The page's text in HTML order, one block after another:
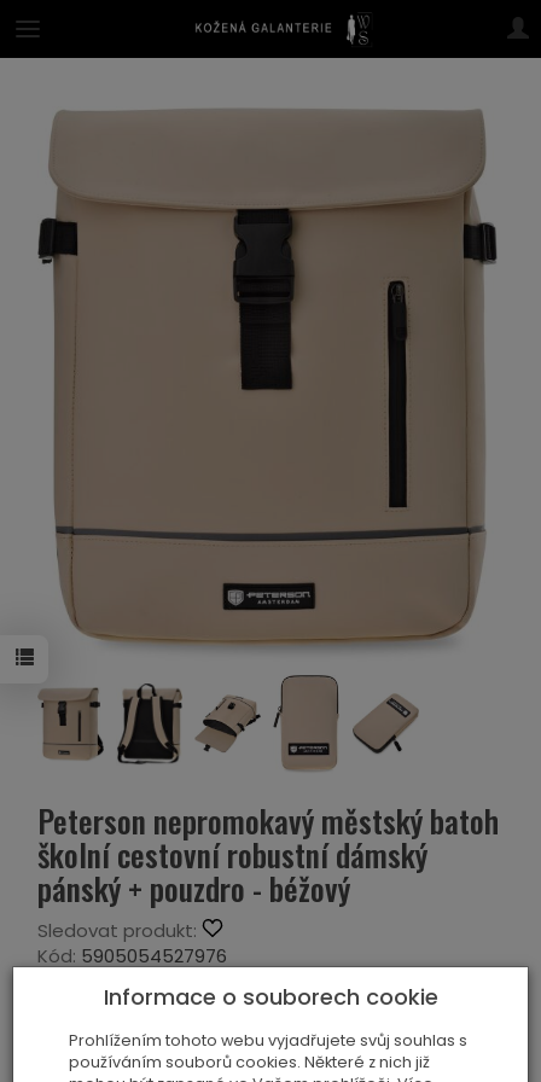
Peterson nepromokavý městský batoh
školní cestovní robustní dámský
pánský + pouzdro - béžový
Sledovat produkt:
Kód: 5905054527976
Historie ceny
Barva
Informace o souborech cookie
Prohlížením tohoto webu vyjadřujete svůj souhlas s
používáním souborů cookies. Některé z nich již